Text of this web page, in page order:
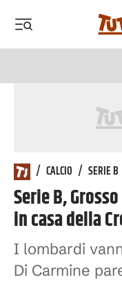
/ CALCIO / SERIE B
Serie B,
in casa della
I lombardi
Di Carmine